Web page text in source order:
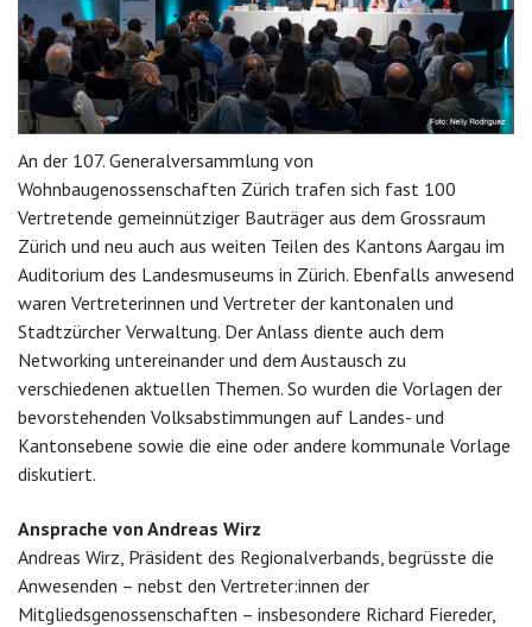
An der 107. Generalversammlung von
Wohnbaugenossenschaften Zürich trafen sich fast 100
Vertretende gemeinnütziger Bauträger aus dem Grossraum
Zürich und neu auch aus weiten Teilen des Kantons Aargau im
Auditorium des Landesmuseums in Zürich. Ebenfalls anwesend
waren Vertreterinnen und Vertreter der kantonalen und
Stadtzürcher Verwaltung. Der Anlass diente auch dem
Networking untereinander und dem Austausch zu
verschiedenen aktuellen Themen. So wurden die Vorlagen der
bevorstehenden Volksabstimmungen auf Landes- und
Kantonsebene sowie die eine oder andere kommunale Vorlage
diskutiert.
Ansprache von Andreas Wirz
Andreas Wirz, Präsident des Regionalverbands, begrüsste die
Anwesenden – nebst den Vertreter:innen der
Mitgliedsgenossenschaften – insbesondere Richard Fiereder,